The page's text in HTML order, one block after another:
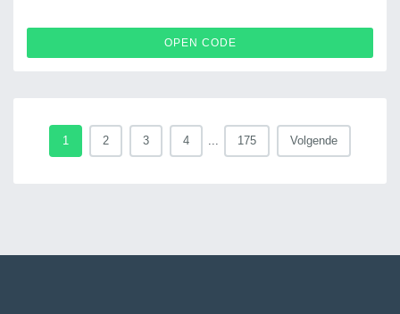
OPEN CODE
1 2 3 4 175 Volgende